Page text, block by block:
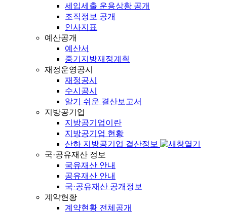
세입세출 운용상황 공개
조직정보 공개
인사지표
예산공개
예산서
중기지방재정계획
재정운영공시
재정공시
수시공시
알기 쉬운 결산보고서
지방공기업
지방공기업이란
지방공기업 현황
산하 지방공기업 결산정보
국·공유재산 정보
국유재산 안내
공유재산 안내
국·공유재산 공개정보
계약현황
계약현황 전체공개